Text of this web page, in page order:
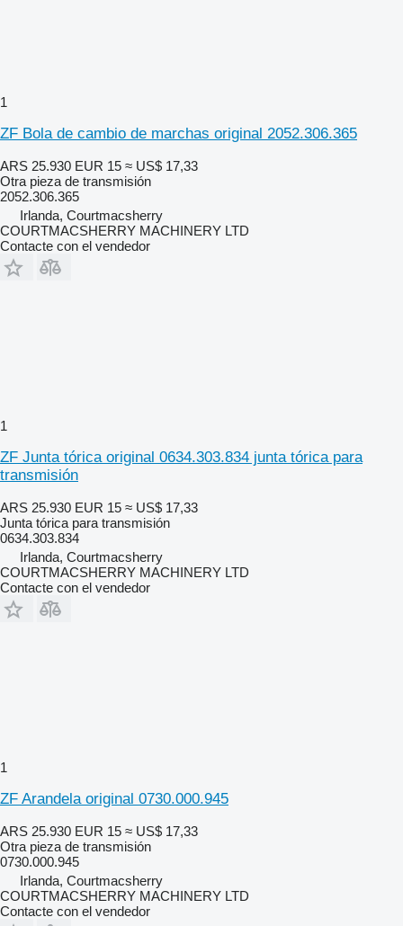
1
ZF Bola de cambio de marchas original 2052.306.365
ARS 25.930 EUR 15 ≈ US$ 17,33
Otra pieza de transmisión
2052.306.365
Irlanda, Courtmacsherry
COURTMACSHERRY MACHINERY LTD
Contacte con el vendedor
1
ZF Junta tórica original 0634.303.834 junta tórica para
transmisión
ARS 25.930 EUR 15 ≈ US$ 17,33
Junta tórica para transmisión
0634.303.834
Irlanda, Courtmacsherry
COURTMACSHERRY MACHINERY LTD
Contacte con el vendedor
1
ZF Arandela original 0730.000.945
ARS 25.930 EUR 15 ≈ US$ 17,33
Otra pieza de transmisión
0730.000.945
Irlanda, Courtmacsherry
COURTMACSHERRY MACHINERY LTD
Contacte con el vendedor